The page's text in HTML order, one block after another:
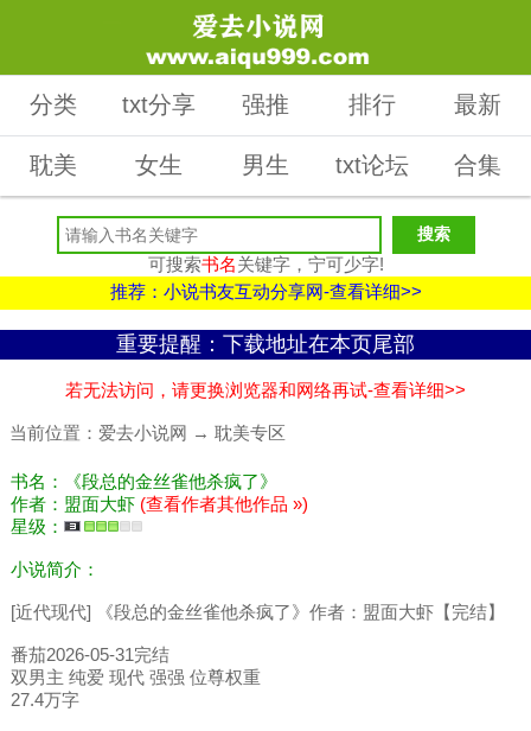
分类 txt分享 强推 排行 最新
耽美 女生 男生 txt论坛 合集
可搜索书名关键字，宁可少字!
推荐：小说书友互动分享网-查看详细>>
重要提醒：下载地址在本页尾部
若无法访问，请更换浏览器和网络再试-查看详细>>
当前位置： 爱去小说网 → 耽美专区
书名：《段总的金丝雀他杀疯了》
作者：盟面大虾 (查看作者其他作品 »)
星级：
小说简介：
[近代现代] 《段总的金丝雀他杀疯了》作者：盟面大虾【完结】
番茄2026-05-31完结
双男主 纯爱 现代 强强 位尊权重
27.4万字